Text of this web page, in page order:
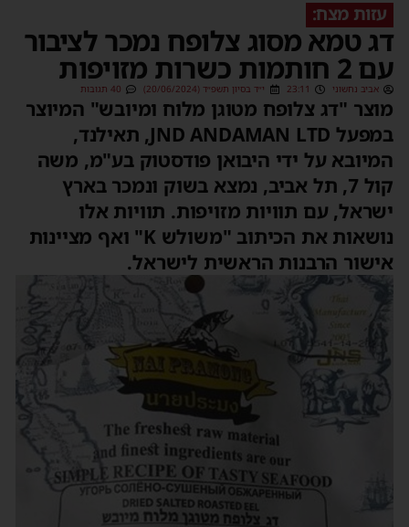
עזות מצח:
דג טמא מסוג צלופח נמכר לציבור
עם 2 חותמות כשרות מזויפות
אביב נחשוני 23:11 י״ד בסיון תשפ״ד (20/06/2024) 40 תגובות
מוצר "דג צלופח מטוגן מלוח ומיובש" המיוצר
במפעל JND ANDAMAN LTD, תאילנד,
המיובא על ידי היבואן פודסטוק בע"מ, משה
קול 7, תל אביב, נמצא בשוק ונמכר בארץ
ישראל, עם תוויות מזויפות. תוויות אלו
נושאות את הכיתוב "משולש K" ואף מציינות
אישור הרבנות הראשית לישראל.